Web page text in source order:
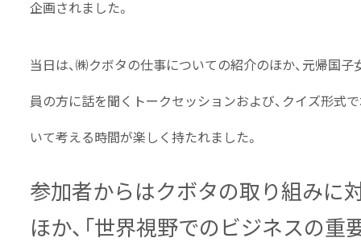
企画されました。
当日は、㈱クボタの仕事についての紹介のほか、元帰国
員の方に話を聞くトークセッションおよび、クイズ形式
いて考える時間が楽しく持たれました。
参加者からはクボタの取り組みに
ほか、「世界視野でのビジネスの重